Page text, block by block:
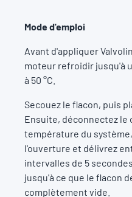
Mode d'emploi
Avant d'appliquer
moteur refroidir jusqu'à
à 50 °C.
Secouez le flacon, puis
Ensuite, déconnectez le
température du
l'ouverture et délivrez
intervalles de 5
jusqu'à ce que le flacon
complètement vide.